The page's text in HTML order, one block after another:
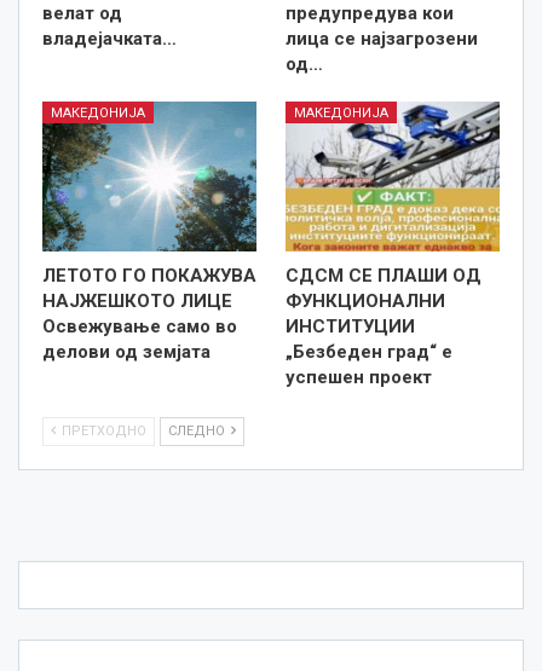
велат од
владејачката…
предупредува кои
лица се најзагрозени
од…
МАКЕДОНИЈА
ЛЕТОТО ГО ПОКАЖУВА
НАЈЖЕШКОТО ЛИЦE
Освежување само во
делови од земјата
МАКЕДОНИЈА
СДСМ СЕ ПЛАШИ ОД
ФУНКЦИОНАЛНИ
ИНСТИТУЦИИ
„Безбеден град“ е
успешен проект
ПРЕТХОДНО СЛЕДНО